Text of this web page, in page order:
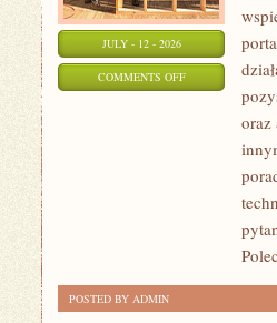
JULY - 12 - 2026
COMMENTS OFFON
PUBLICZNEoraz
POSTED BY ADMIN